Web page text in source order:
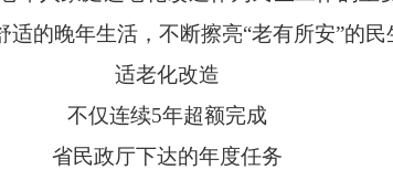
的晚年生活，不断擦亮“老有所安”的民
适老化改造
不仅连续5年超额完成
省民政厅下达的年度任务